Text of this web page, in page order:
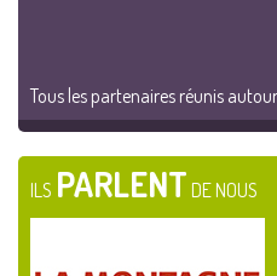
Tous les partenaires réunis
ILS PARLENT DE NOUS